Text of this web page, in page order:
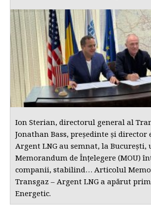
Ion Sterian, directorul general al
Jonathan Bass, președinte și director
Argent LNG au semnat, la București,
Memorandum de Înțelegere (MOU)
companii, stabilind… Articolul
Transgaz – Argent LNG a apărut
Energetic.